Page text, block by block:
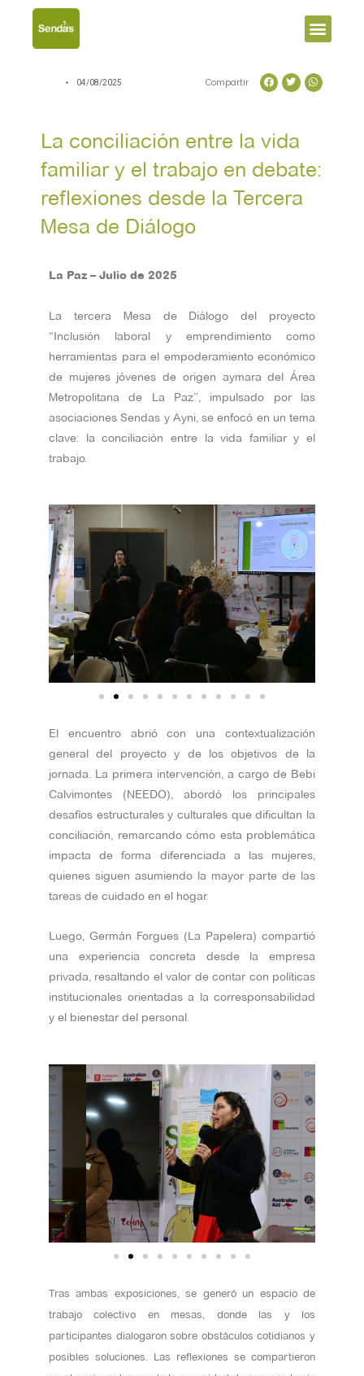
Menu
04/08/2025 Compartir
La conciliación entre la vida
familiar y el trabajo en debate:
reflexiones desde la Tercera
Mesa de Diálogo
La Paz – Julio de 2025
La tercera Mesa de Diálogo del proyecto
“Inclusión laboral y emprendimiento como
herramientas para el empoderamiento económico
de mujeres jóvenes de origen aymara del Área
Metropolitana de La Paz”, impulsado por las
asociaciones Sendas y Ayni, se enfocó en un tema
clave: la conciliación entre la vida familiar y el
trabajo.
El encuentro abrió con una contextualización
general del proyecto y de los objetivos de la
jornada. La primera intervención, a cargo de Bebi
Calvimontes (NEEDO), abordó los principales
desafíos estructurales y culturales que dificultan la
conciliación, remarcando cómo esta problemática
impacta de forma diferenciada a las mujeres,
quienes siguen asumiendo la mayor parte de las
tareas de cuidado en el hogar.
Luego, Germán Forgues (La Papelera) compartió
una experiencia concreta desde la empresa
privada, resaltando el valor de contar con políticas
institucionales orientadas a la corresponsabilidad
y el bienestar del personal.
Tras ambas exposiciones, se generó un espacio de
trabajo colectivo en mesas, donde las y los
participantes dialogaron sobre obstáculos cotidianos y
posibles soluciones. Las reflexiones se compartieron